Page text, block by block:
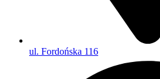
ul. Fordońska 116